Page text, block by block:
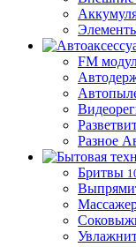
FM
Разное
Бритвы